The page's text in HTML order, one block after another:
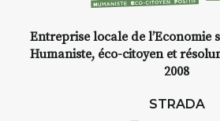
livre une
faire un tour
médiévale du
Entreprise locale de l’Economie
Humaniste, éco-citoyen et
2008
STRADA